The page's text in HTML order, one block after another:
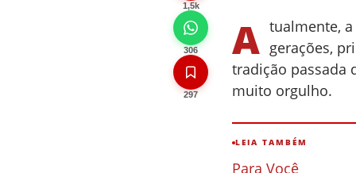
1,5k
306
297
A tualmente,
gerações,
tradição passada
muito orgulho.
LEIA TAMBÉM
Para Você